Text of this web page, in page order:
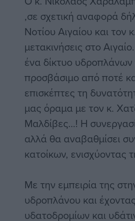
,σε σχετική αναφορά
Νοτίου Αιγαίου και τον
μετακινήσεις στο
ένα δίκτυο υδροπλάνων
προσβάσιμο από ποτέ
επισκέπτες τη
μας όραμα με τον κ.
Μαλδίβες…! Η
αλλά θα αναβαθμίσει
κατοίκων, ενισχύοντας
Με την εμπειρία της
υδροπλάνου και
υδατοδρομίων και